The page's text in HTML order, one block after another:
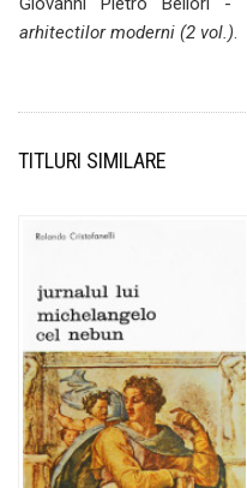
arhitectilor moderni (2 vol.).
TITLURI SIMILARE